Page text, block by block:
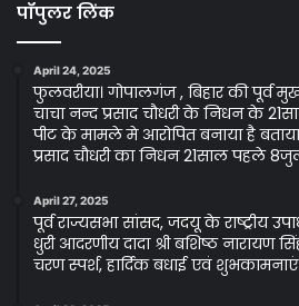
पॉपुलर लिंक
April 24, 2025
फुलवरीया। गोपालगंज , बिहार की पूर्व
चाचा नन्द प्रसाद चौधरी के निधन के
पीट के मामले मे आरोपित बनाया है
प्रसाद चौधरी का निधन 21साल पहले
April 27, 2025
पूर्व राज्यसभा सांसद, जदयू के राष्ट्रीय
धुरी आदरणीय दादा श्री बशिष्ठ नारायण
चरण स्पर्श, हार्दिक बधाई एवं